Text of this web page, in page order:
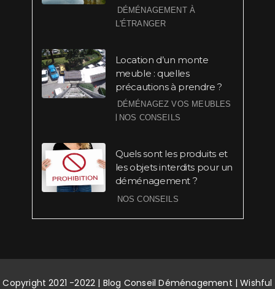
DÉMÉNAGEMENT À
L'ÉTRANGER
Location d’un monte
meuble : quelles
précautions à prendre ?
DÉMÉNAGEZ VOS MEUBLES
| NOS CONSEILS
Quels sont les produits et
les objets interdits pour un
déménagement ?
NOS CONSEILS
Copyright 2021 -2022 | Blog Conseil Déménagement | Wishful